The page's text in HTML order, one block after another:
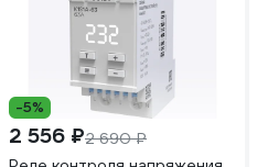
-5%
2 556 ₽2 690 ₽